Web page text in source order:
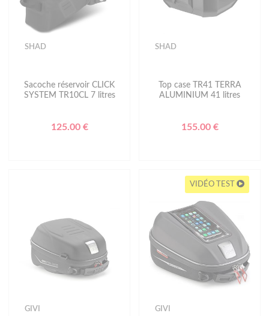
SHAD
Sacoche réservoir CLICK
SYSTEM TR10CL 7 litres
125.00 €
SHAD
Top case TR41 TERRA
ALUMINIUM 41 litres
155.00 €
GIVI
VIDÉO TEST
GIVI